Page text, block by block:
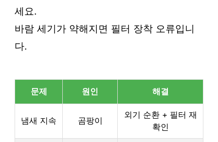
세요.
바람 세기가 약해지면 필터 장착 오류입니
다.
문제 원인 해결
냄새 지속 곰팡이
외기 순환 + 필터 재
확인